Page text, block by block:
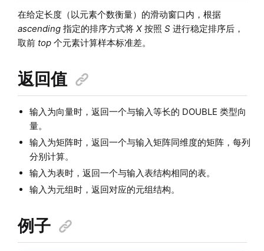
在给定长度（以元素个数衡量）的滑动窗口内，根据
ascending指定的排序方式将 X按照 S进行稳定排序后，
取前 top个元素计算样本标准差。
返回值
输入为向量时，返回一个与输入等长的 DOUBLE 类型向
量。
输入为矩阵时，返回一个与输入矩阵同维度的矩阵，每列
分别计算。
输入为表时，返回一个与输入表结构相同的表。
输入为元组时，返回对应的元组结构。
例子